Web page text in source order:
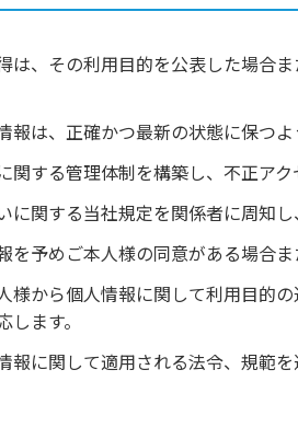
は、その利用目的を公表した場合
報は、正確かつ最新の状態に保つよ
関する管理体制を構築し、不正ア
に関する当社規定を関係者に周知し
を予めご本人様の同意がある場合
様から個人情報に関して利用目的
ます。
報に関して適用される法令、規範